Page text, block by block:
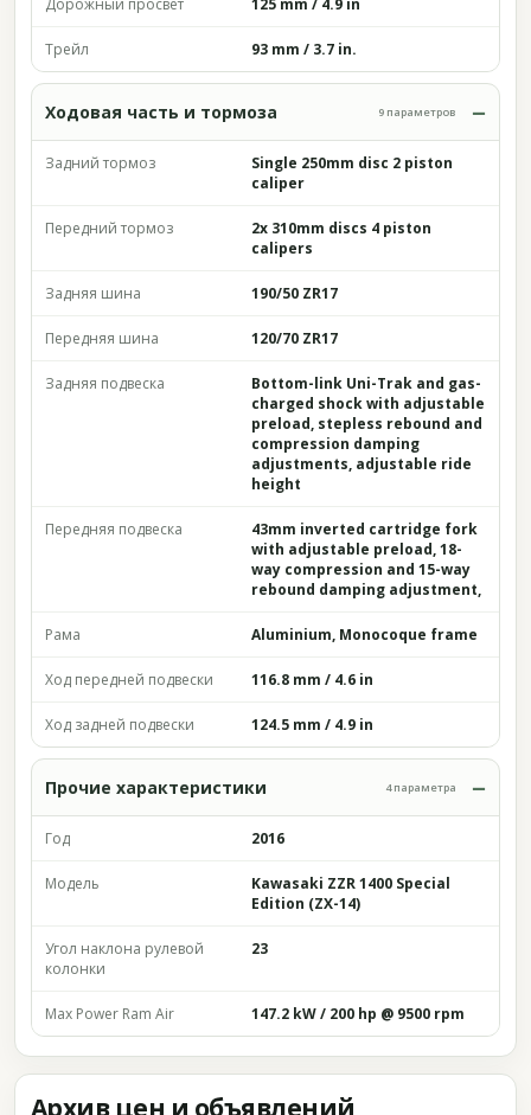
Дорожный просвет 125 mm / 4.9 in
Трейл 93 mm / 3.7 in.
Ходовая часть и тормоза 9 параметров
Задний тормоз
Single 250mm disc 2 piston
caliper
Передний тормоз
2x 310mm discs 4 piston
calipers
Задняя шина 190/50 ZR17
Передняя шина 120/70 ZR17
Задняя подвеска
Bottom-link Uni-Trak and gas-
charged shock with adjustable
preload, stepless rebound and
compression damping
adjustments, adjustable ride
height
Передняя подвеска
43mm inverted cartridge fork
with adjustable preload, 18-
way compression and 15-way
rebound damping adjustment,
Рама Aluminium, Monocoque frame
Ход передней подвески 116.8 mm / 4.6 in
Ход задней подвески 124.5 mm / 4.9 in
Прочие характеристики 4 параметра
Год 2016
Модель
Kawasaki ZZR 1400 Special
Edition (ZX-14)
Угол наклона рулевой
колонки
23
Max Power Ram Air 147.2 kW / 200 hp @ 9500 rpm
Архив цен и объявлений